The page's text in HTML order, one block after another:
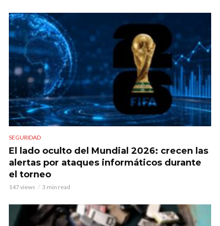
SEGURIDAD
El lado oculto del Mundial 2026: crecen las
alertas por ataques informáticos durante
el torneo
147 views 3 min read